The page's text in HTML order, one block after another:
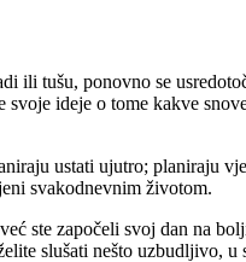
tušu, ponovno se
ideje o tome kakve
ustati ujutro; planiraju
svakodnevnim životom.
ste započeli svoj dan na
slušati nešto uzbudljivo, u